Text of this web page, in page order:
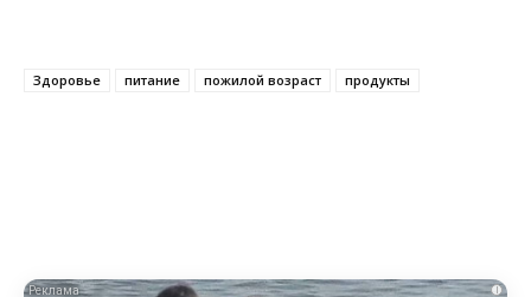
Здоровье питание пожилой возраст продукты
i